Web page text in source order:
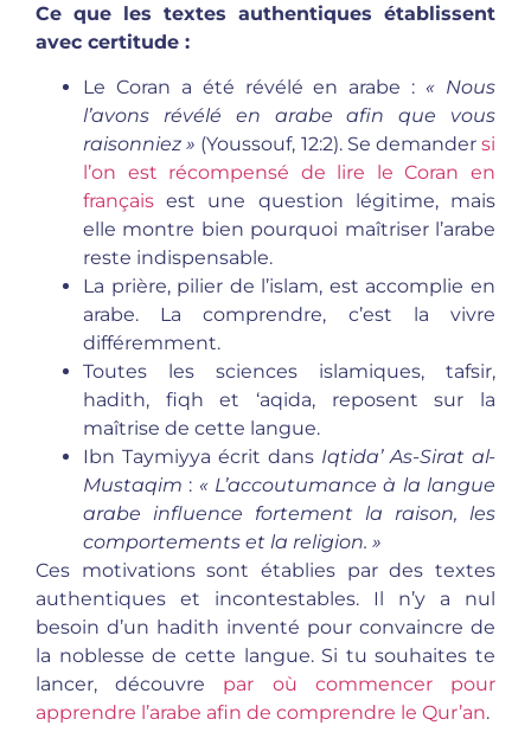
Ce que les textes authentiques établissent
avec certitude :
Le Coran a été révélé en arabe : « Nous
l’avons révélé en arabe afin que vous
raisonniez » (Youssouf, 12:2). Se demandersi
l’on est récompensé de lire le Coran en
français est une question légitime, mais
elle montre bien pourquoi maîtriser l’arabe
reste indispensable.
La prière, pilier de l’islam, est accomplie en
arabe. La comprendre, c’est la vivre
différemment.
Toutes les sciences islamiques, tafsir,
hadith, fiqh et ‘aqida, reposent sur la
maîtrise de cette langue.
Ibn Taymiyya écrit dans Iqtida’ As-Sirat al-
Mustaqim : « L’accoutumance à la langue
arabe influence fortement la raison, les
comportements et la religion. »
Ces motivations sont établies par des textes
authentiques et incontestables. Il n’y a nul
besoin d’un hadith inventé pour convaincre de
la noblesse de cette langue. Si tu souhaites te
lancer, découvre par où commencer pour
apprendre l’arabe afin de comprendre le Qur’an.